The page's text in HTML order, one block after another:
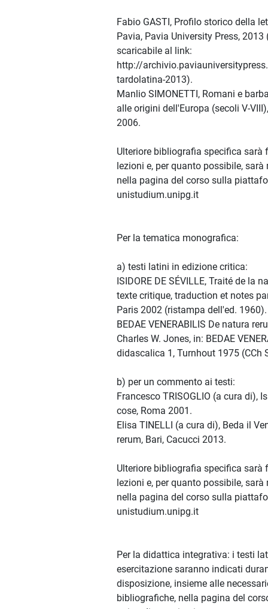
Fabio GASTI, Profilo storico della
Pavia, Pavia University Press, 2013
scaricabile al link:
http://
tardolatina-2013).
Manlio SIMONETTI, Romani e
alle origini dell'Europa (secoli V-
2006.
Ulteriore bibliografia specifica sarà
lezioni e, per quanto possibile,
nella pagina del corso sulla
unistudium.unipg.it
Per la tematica monografica:
a) testi latini in edizione critica:
ISIDORE DE SÉVILLE, Traité de la
texte critique, traduction et notes
Paris 2002 (ristampa dell'ed. 1960).
BEDAE VENERABILIS De natura
Charles W. Jones, in: BEDAE
didascalica 1, Turnhout 1975 (CCh
b) per un commento ai testi:
Francesco TRISOGLIO (a cura di),
cose, Roma 2001.
Elisa TINELLI (a cura di), Beda il
rerum, Bari, Cacucci 2013.
Ulteriore bibliografia specifica sarà
lezioni e, per quanto possibile,
nella pagina del corso sulla
unistudium.unipg.it
Per la didattica integrativa: i testi
esercitazione saranno indicati
disposizione, insieme alle
bibliografiche, nella pagina del